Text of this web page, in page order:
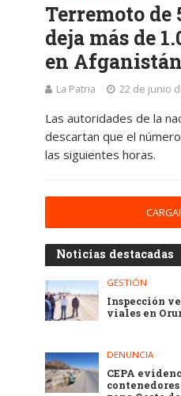
Terremoto de
deja más de
en Afganistán
La Patria 22 de junio
Las autoridades de la
descartan que el
las siguientes horas.
Noticias destacadas
GESTIÓN
Inspección
viales en
DENUNCIA
CEPA